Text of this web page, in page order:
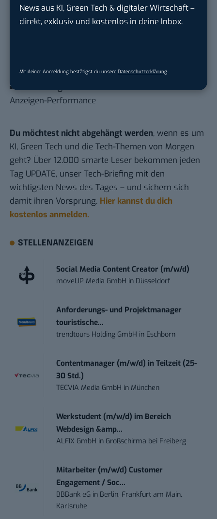
News aus KI, Green Tech & digitaler Wirtschaft –
direkt, exklusiv und kostenlos in deine Inbox.
Mit deiner Anmeldung bestätigst du unsere Datenschutzerklärung.
werden gekündigt
Corona-Impfpflicht für Arbeitnehmer: Muss ich
komplett remote erstellt
Anzeigen-Performance
Du möchtest nicht abgehängt werden, wenn es um
KI, Green Tech und die Tech-Themen von Morgen
geht? Über 12.000 smarte Leser bekommen jeden
Tag UPDATE, unser Tech-Briefing mit den
wichtigsten News des Tages – und sichern sich
damit ihren Vorsprung. Hier kannst du dich
kostenlos anmelden.
STELLENANZEIGEN
Social Media Content Creator (m/w/d)
moveUP Media GmbH in Düsseldorf
Anforderungs- und Projektmanager
touristische...
trendtours Holding GmbH in Eschborn
Contentmanager (m/w/d) in Teilzeit (25-
30 Std.)
TECVIA Media GmbH in München
Werkstudent (m/w/d) im Bereich
Webdesign &amp...
ALFIX GmbH in Großschirma bei Freiberg
Mitarbeiter (m/w/d) Customer
Engagement / Soc...
BBBank eG in Berlin, Frankfurt am Main,
Karlsruhe